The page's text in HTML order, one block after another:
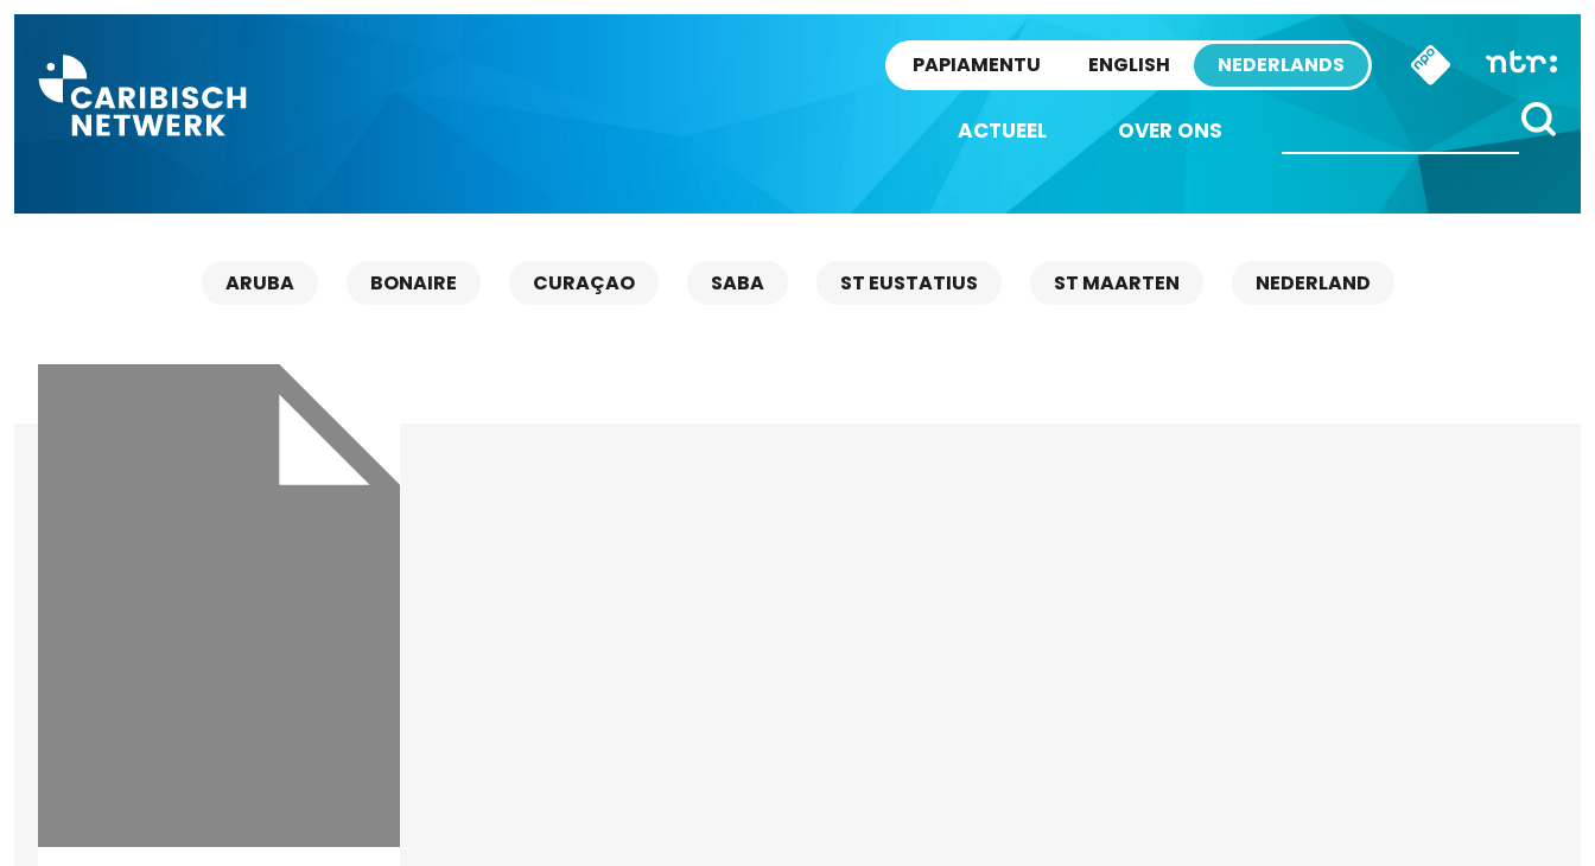
PAPIAMENTU ENGLISH NEDERLANDS
ACTUEEL OVER ONS
ARUBA BONAIRE CURAÇAO SABA ST EUSTATIUS ST MAARTEN NEDERLAND